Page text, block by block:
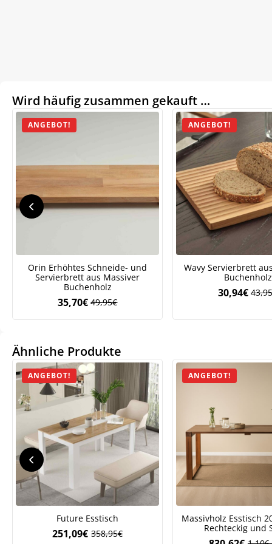
Wird häufig zusammen gekauft …
ANGEBOT!
Orin Erhöhtes Schneide- und
Servierbrett aus Massiver
Buchenholz
49,95€
Ursprünglicher
Preis
35,70€Aktueller
Preis
ANGEBOT!
Wavy Servierbrett
Buchenholz
war:
30,94€
ist:
Ähnliche Produkte
ANGEBOT!
Future Esstisch
358,95€
Ursprünglicher
251,09€Aktueller
ANGEBOT!
Massivholz Esstisch
Rechteckig und